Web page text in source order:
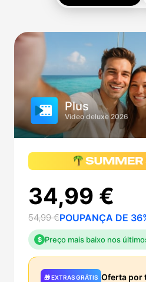
Plus
Video deluxe 2026
34,99 €
54,99 €POUPANÇA DE
$ Preço mais baixo nos
🎁 EXTRAS GRÁTIS Oferta por